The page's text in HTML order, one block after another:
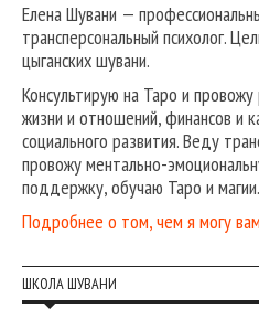
Елена Шувани —
трансперсональный психолог.
цыганских шувани.
Консультирую на Таро и
жизни и отношений, финансов и
социального развития. Веду
провожу ментально-
поддержку, обучаю Таро и магии.
Подробнее о том, чем я могу
ШКОЛА ШУВАНИ